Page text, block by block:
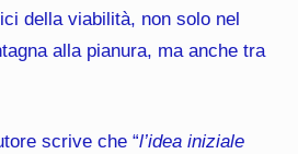
della viabilità, non solo nel
alla pianura, ma anche tra
scrive che “l’idea iniziale